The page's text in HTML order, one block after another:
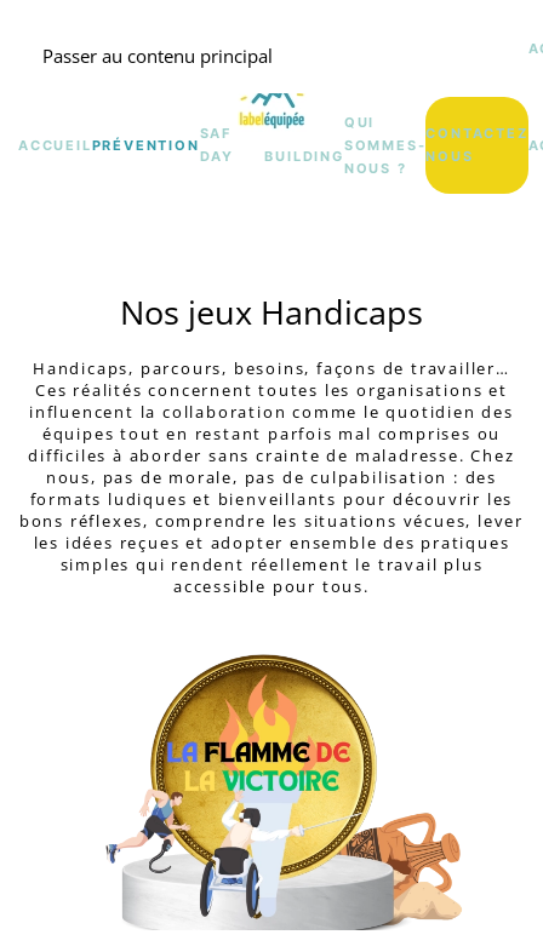
Passer au contenu principal
ACCUEILPRÉVENTION
SAFETY
DAY
TEAM
BUILDING
QUI
SOMMES-
NOUS ?
CONTACTEZ
NOUS
Nos jeux Handicaps
Handicaps, parcours, besoins, façons de travailler…
Ces réalités concernent toutes les organisations et
influencent la collaboration comme le quotidien des
équipes tout en restant parfois mal comprises ou
difficiles à aborder sans crainte de maladresse. Chez
nous, pas de morale, pas de culpabilisation : des
formats ludiques et bienveillants pour découvrir les
bons réflexes, comprendre les situations vécues, lever
les idées reçues et adopter ensemble des pratiques
simples qui rendent réellement le travail plus
accessible pour tous.